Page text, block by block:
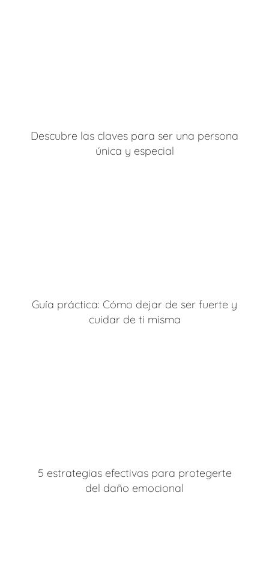
Descubre las claves para ser una persona
única y especial
Guía práctica: Cómo dejar de ser fuerte y
cuidar de ti misma
5 estrategias efectivas para protegerte
del daño emocional